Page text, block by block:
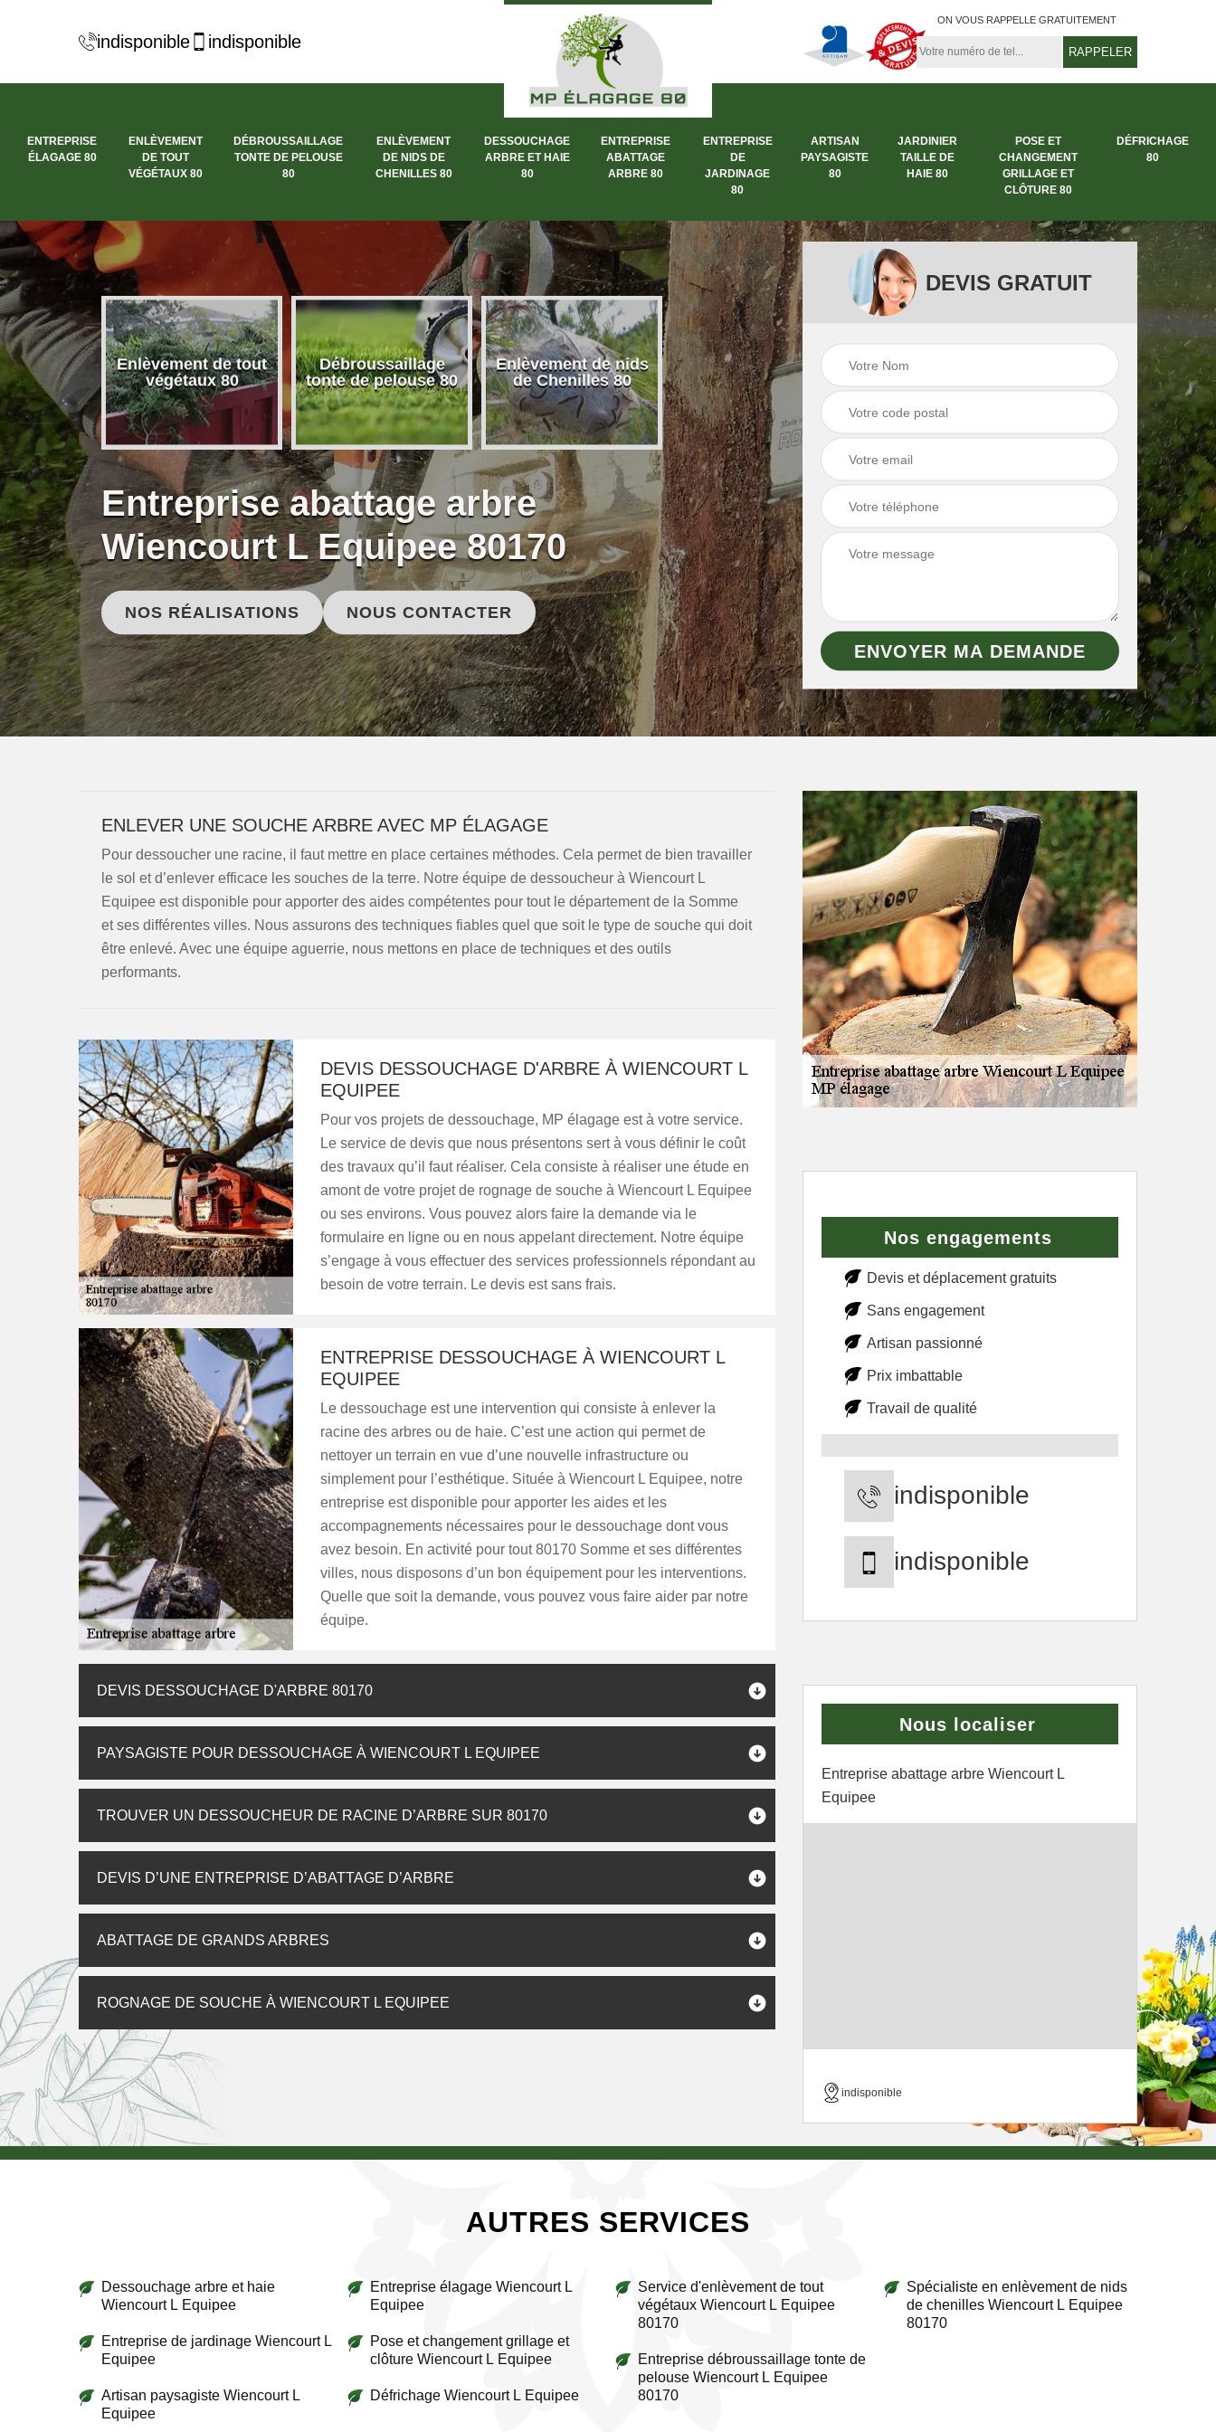
indisponible indisponible
ON VOUS RAPPELLE GRATUITEMENT
ENTREPRISE
ÉLAGAGE 80
ENLÈVEMENT
DE TOUT
VÉGÉTAUX 80
DÉBROUSSAILLAGE
TONTE DE PELOUSE
80
ENLÈVEMENT
DE NIDS DE
CHENILLES 80
DESSOUCHAGE
ARBRE ET HAIE
80
ENTREPRISE
ABATTAGE
ARBRE 80
ENTREPRISE
DE
JARDINAGE
80
ARTISAN
PAYSAGISTE
80
JARDINIER
TAILLE DE
HAIE 80
POSE ET
CHANGEMENT
GRILLAGE ET
CLÔTURE 80
DÉFRICHAGE
80
élagage
Enlèvement de tout
végétaux 80
Débroussaillage
tonte de pelouse 80
Enlèvement de nids
de Chenilles 80
Dessouchage arbre
et haie 80
Entreprise abattage
Entreprise de
jardinage 80
Entreprise abattage arbre
Wiencourt L Equipee 80170
NOS RÉALISATIONS NOUS CONTACTER
DEVIS GRATUIT
ENLEVER UNE SOUCHE ARBRE AVEC MP ÉLAGAGE
Pour dessoucher une racine, il faut mettre en place certaines méthodes. Cela permet de bien travailler
le sol et d’enlever efficace les souches de la terre. Notre équipe de dessoucheur à Wiencourt L
Equipee est disponible pour apporter des aides compétentes pour tout le département de la Somme
et ses différentes villes. Nous assurons des techniques fiables quel que soit le type de souche qui doit
être enlevé. Avec une équipe aguerrie, nous mettons en place de techniques et des outils
performants.
DEVIS DESSOUCHAGE D'ARBRE À WIENCOURT L
EQUIPEE
Pour vos projets de dessouchage, MP élagage est à votre service.
Le service de devis que nous présentons sert à vous définir le coût
des travaux qu’il faut réaliser. Cela consiste à réaliser une étude en
amont de votre projet de rognage de souche à Wiencourt L Equipee
ou ses environs. Vous pouvez alors faire la demande via le
formulaire en ligne ou en nous appelant directement. Notre équipe
s’engage à vous effectuer des services professionnels répondant au
besoin de votre terrain. Le devis est sans frais.
ENTREPRISE DESSOUCHAGE À WIENCOURT L
EQUIPEE
Le dessouchage est une intervention qui consiste à enlever la
racine des arbres ou de haie. C’est une action qui permet de
nettoyer un terrain en vue d’une nouvelle infrastructure ou
simplement pour l’esthétique. Située à Wiencourt L Equipee, notre
entreprise est disponible pour apporter les aides et les
accompagnements nécessaires pour le dessouchage dont vous
avez besoin. En activité pour tout 80170 Somme et ses différentes
villes, nous disposons d’un bon équipement pour les interventions.
Quelle que soit la demande, vous pouvez vous faire aider par notre
équipe.
DEVIS DESSOUCHAGE D'ARBRE 80170
PAYSAGISTE POUR DESSOUCHAGE À WIENCOURT L EQUIPEE
TROUVER UN DESSOUCHEUR DE RACINE D’ARBRE SUR 80170
DEVIS D’UNE ENTREPRISE D’ABATTAGE D’ARBRE
ABATTAGE DE GRANDS ARBRES
ROGNAGE DE SOUCHE À WIENCOURT L EQUIPEE
Nos engagements
Devis et déplacement gratuits
Sans engagement
Artisan passionné
Prix imbattable
Travail de qualité
indisponible
indisponible
Nous localiser
Entreprise abattage arbre Wiencourt L
Equipee
indisponible
AUTRES SERVICES
Dessouchage arbre et haie
Wiencourt L Equipee
Entreprise de jardinage Wiencourt L
Equipee
Artisan paysagiste Wiencourt L
Equipee
Entreprise élagage Wiencourt L
Equipee
Pose et changement grillage et
clôture Wiencourt L Equipee
Défrichage Wiencourt L Equipee
Service d'enlèvement de tout
végétaux Wiencourt L Equipee
80170
Entreprise débroussaillage tonte de
pelouse Wiencourt L Equipee
80170
Spécialiste en enlèvement de nids
de chenilles Wiencourt L Equipee
80170